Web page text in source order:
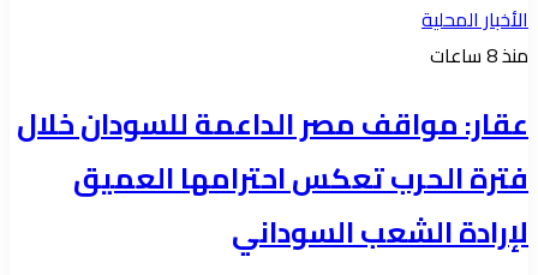
الأخبار المحلية
منذ 8 ساعات
عقار: مواقف مصر الداعمة للسودان خلال
فترة الحرب تعكس احترامها العميق
لإرادة الشعب السوداني